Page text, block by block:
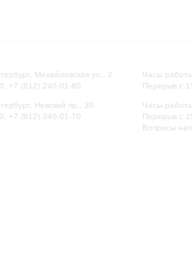
Михайловская ул., 2
+7 (812) 240-01-80
Невский пр., 30
+7 (812) 240-01-70
Часы
Перерыв с
Часы
Перерыв с
Вопросы